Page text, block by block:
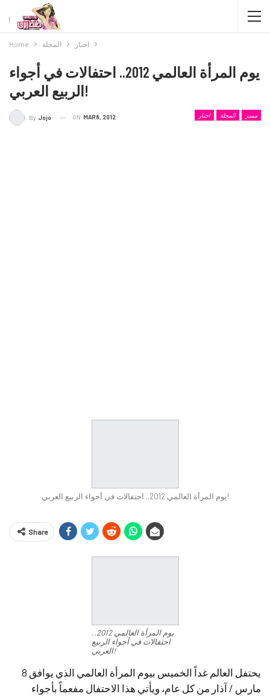
Home المجلة اخبار
يوم المرأة العالمي 2012.. احتفالات في أجواء
الربيع العربي!
اخبار المجلة مميز By Jojo ON MAR 8, 2012
يوم المرأة العالمي 2012.. احتفالات في أجواء الربيع العربي!
Share
يوم المرأة العالمي 2012..
احتفالات في أجواء الربيع
العربي!
يحتفل العالم غداً الخميس بيوم المرأة العالمي الذي يوافق 8
مارس / آذار من كل عام، ويأتي هذا الاحتفال مفعماً بأجواء